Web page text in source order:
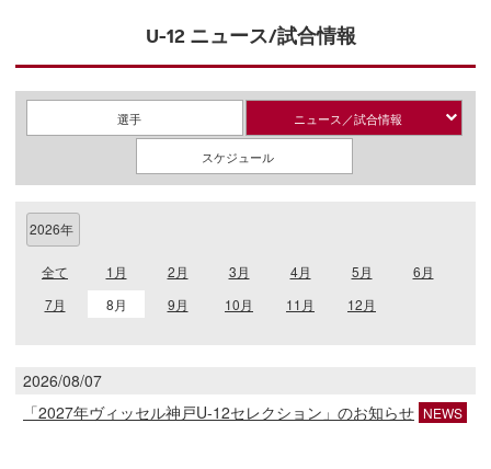
U-12 ニュース/試合情報
選手 ニュース／試合情報
スケジュール
全て 1月 2月 3月 4月 5月
6月
7月
8月 9月 10月 11月 12月
2026/08/07
「2027年ヴィッセル神戸U-12セレクション」のお知らせ NEWS